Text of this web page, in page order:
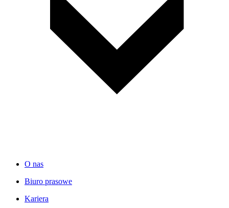
O nas
Biuro prasowe
Kariera